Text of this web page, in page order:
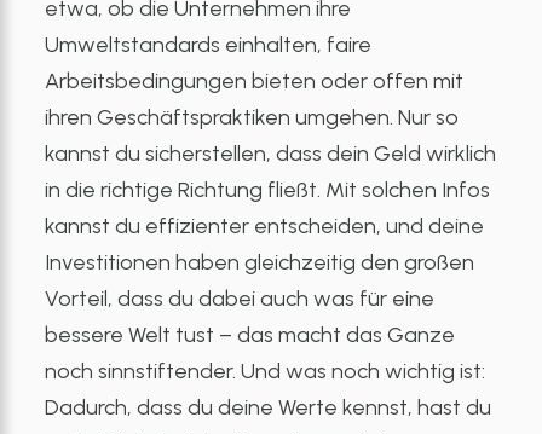
etwa, ob die Unternehmen ihre
Umweltstandards einhalten, faire
Arbeitsbedingungen bieten oder offen mit
ihren Geschäftspraktiken umgehen. Nur so
kannst du sicherstellen, dass dein Geld wirklich
in die richtige Richtung fließt. Mit solchen Infos
kannst du effizienter entscheiden, und deine
Investitionen haben gleichzeitig den großen
Vorteil, dass du dabei auch was für eine
bessere Welt tust – das macht das Ganze
noch sinnstiftender. Und was noch wichtig ist:
Dadurch, dass du deine Werte kennst, hast du